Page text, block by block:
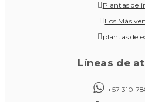
Plantas de
Los Más
plantas de
Líneas de
+57 310